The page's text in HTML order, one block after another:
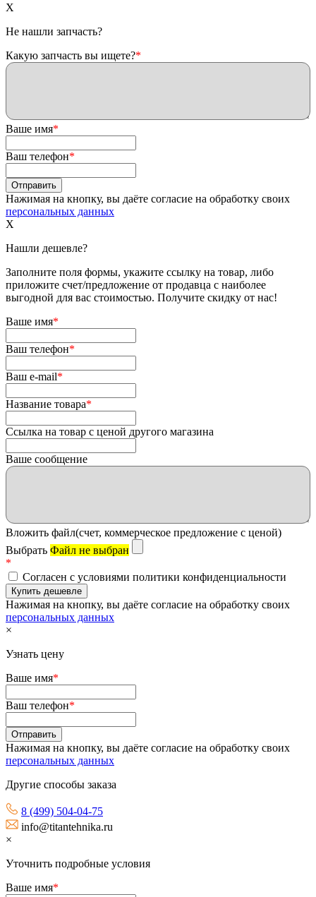
X
Не нашли запчасть?
Какую запчасть вы ищете?*
Ваше имя*
Ваш телефон*
Нажимая на кнопку, вы даёте согласие на обработку своих
персональных данных
X
Нашли дешевле?
Заполните поля формы, укажите ссылку на товар, либо
приложите счет/предложение от продавца с наиболее
выгодной для вас стоимостью. Получите скидку от нас!
Ваше имя*
Ваш телефон*
Ваш e-mail*
Название товара*
Ссылка на товар с ценой другого магазина
Ваше сообщение
Вложить файл(счет, коммерческое предложение с ценой)
Выбрать Файл не выбран
*
Согласен с условиями политики конфиденциальности
Нажимая на кнопку, вы даёте согласие на обработку своих
персональных данных
×
Узнать цену
Ваше имя*
Ваш телефон*
Нажимая на кнопку, вы даёте согласие на обработку своих
персональных данных
Другие способы заказа
8 (499) 504-04-75
info@titantehnika.ru
×
Уточнить подробные условия
Ваше имя*